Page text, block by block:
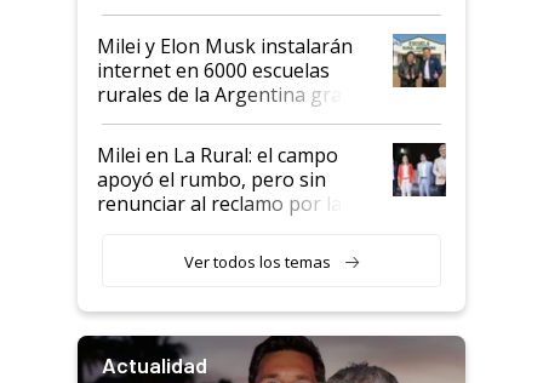
Milei y Elon Musk instalarán
internet en 6000 escuelas
rurales de la Argentina gracias
a un acuerdo con Starlink
Milei en La Rural: el campo
apoyó el rumbo, pero sin
renunciar al reclamo por las
Ver todos los temas
Actualidad